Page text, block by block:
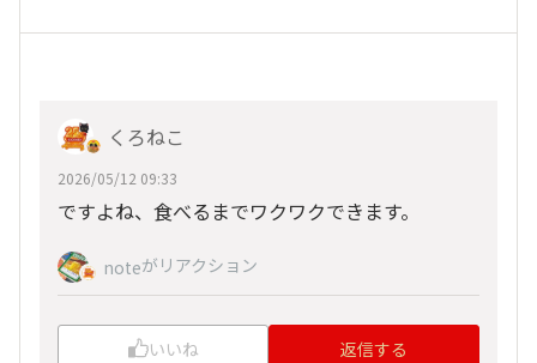
くろねこ
2026/05/12 09:33
ですよね、食べるまでワクワクできます。
noteがリアクション
いいね 返信する